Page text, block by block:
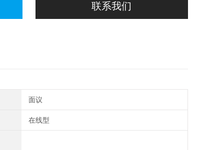
联系我们
面议
在线型